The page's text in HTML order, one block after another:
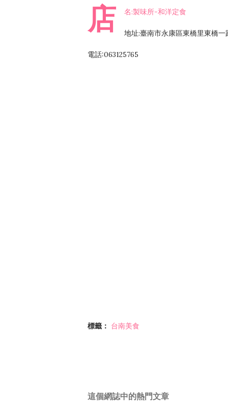
店 名:製味所-和洋定食
地址:臺南市永康區東橋里東橋一
電話:063125765
標籤： 台南美食
這個網誌中的熱門文章